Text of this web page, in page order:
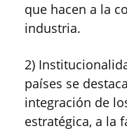
que hacen a la
industria.
2)
países se
integración de
estratégica, a la